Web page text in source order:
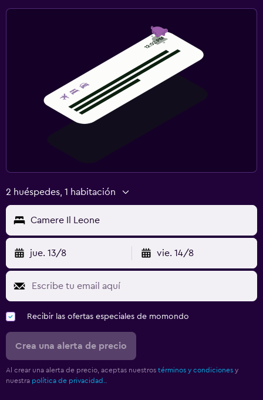
2 huéspedes, 1 habitación
Camere Il Leone
jue. 13/8 vie. 14/8
Recibir las ofertas especiales de momondo
Crea una alerta de precio
Al crear una alerta de precio, aceptas nuestros términos y condiciones y
nuestra política de privacidad.